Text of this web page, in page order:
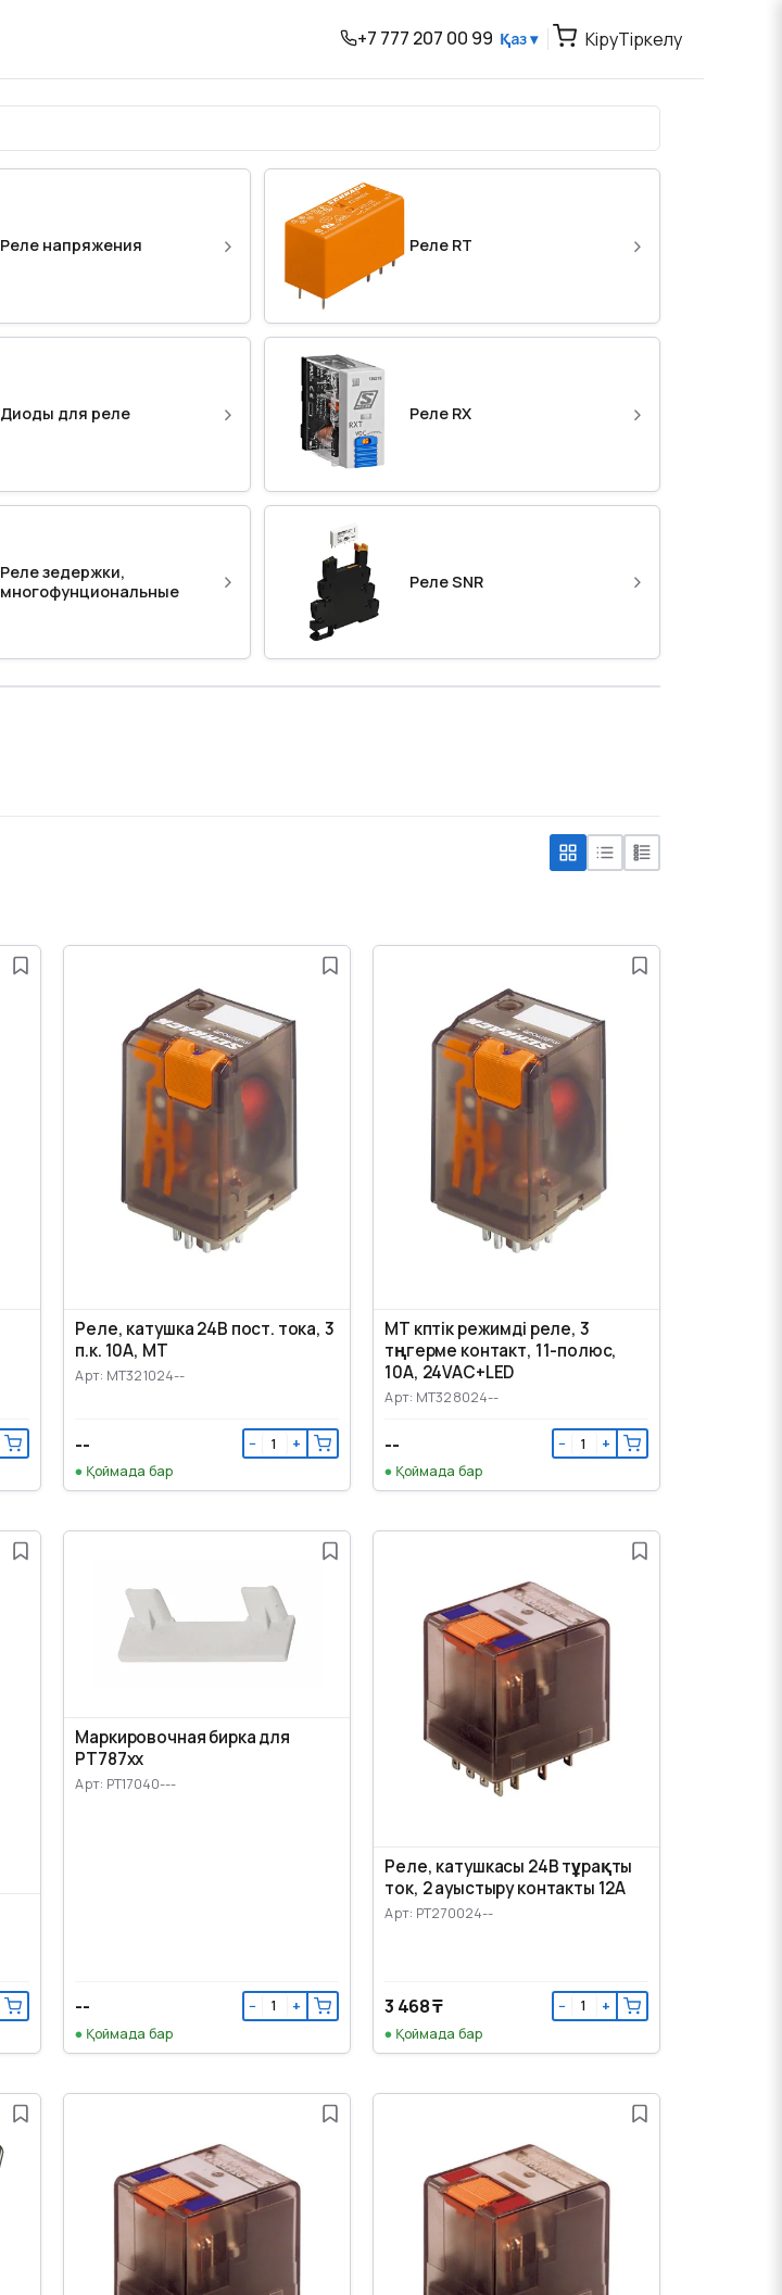
+7 777 207 00 99 Қаз ▾ КіруТіркелу
Реле напряжения › Реле RT ›
Диоды для реле › Реле RX ›
Реле зедержки,
многофунциональные
› Реле SNR ›
Реле, катушка 24В пост. тока, 3
п.к. 10А, MT
Арт: MT321024--
-- − +
Қоймада бар
МТ көптік режимді реле, 3
төңгерме контакт, 11-полюс,
10А, 24VAC+LED
Арт: MT328024--
-- − +
Қоймада бар
Маркировочная бирка для
PT787xx
Арт: PT17040---
-- − +
Қоймада бар
Реле, катушкасы 24В тұрақты
ток, 2 ауыстыру контакты 12А
Арт: PT270024--
3 468 ₸ − +
Қоймада бар